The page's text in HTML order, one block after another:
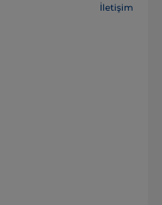
İletişim